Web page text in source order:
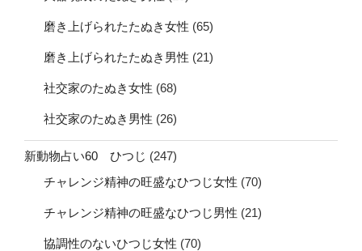
磨き上げられたたぬき女性 (65)
磨き上げられたたぬき男性 (21)
社交家のたぬき女性 (68)
社交家のたぬき男性 (26)
新動物占い60 ひつじ (247)
チャレンジ精神の旺盛なひつじ女性 (70)
チャレンジ精神の旺盛なひつじ男性 (21)
協調性のないひつじ女性 (70)